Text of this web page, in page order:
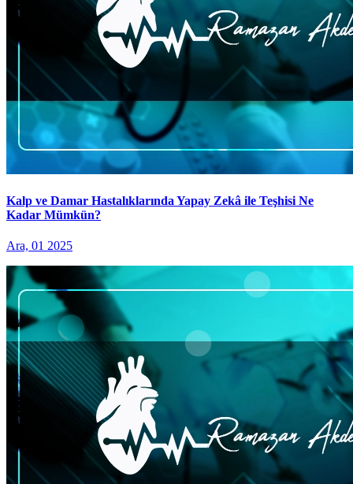
Kalp ve Damar Hastalıklarında Yapay Zekâ ile Teşhisi Ne
Kadar Mümkün?
Ara, 01 2025